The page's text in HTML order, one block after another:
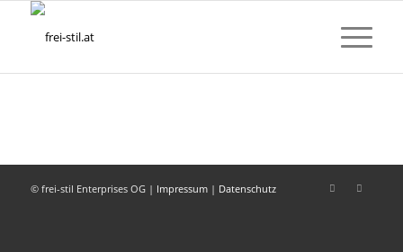
© frei-stil Enterprises OG | Impressum| Datenschutz